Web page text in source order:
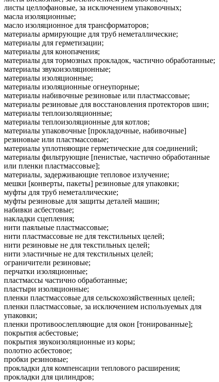
листы целлофановые, за исключением упаковочных;
масла изоляционные;
масло изоляционное для трансформаторов;
материалы армирующие для труб неметаллические;
материалы для герметизации;
материалы для конопачения;
материалы для тормозных прокладок, частично обработанные;
материалы звукоизоляционные;
материалы изоляционные;
материалы изоляционные огнеупорные;
материалы набивочные резиновые или пластмассовые;
материалы резиновые для восстановления протекторов шин;
материалы теплоизоляционные;
материалы теплоизоляционные для котлов;
материалы упаковочные [прокладочные, набивочные]
резиновые или пластмассовые;
материалы уплотняющие герметические для соединений;
материалы фильтрующие [пенистые, частично обработанные
или пленки пластмассовые];
материалы, задерживающие тепловое излучение;
мешки [конверты, пакеты] резиновые для упаковки;
муфты для труб неметаллические;
муфты резиновые для защиты деталей машин;
набивки асбестовые;
накладки сцепления;
нити паяльные пластмассовые;
нити пластмассовые не для текстильных целей;
нити резиновые не для текстильных целей;
нити эластичные не для текстильных целей;
ограничители резиновые;
перчатки изоляционные;
пластмассы частично обработанные;
пластыри изоляционные;
пленки пластмассовые для сельскохозяйственных целей;
пленки пластмассовые, за исключением используемых для
упаковки;
пленки противоослепляющие для окон [тонированные];
покрытия асбестовые;
покрытия звукоизоляционные из коры;
полотно асбестовое;
пробки резиновые;
прокладки для компенсации теплового расширения;
прокладки для цилиндров;